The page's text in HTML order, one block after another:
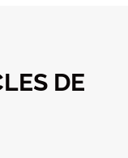
DE